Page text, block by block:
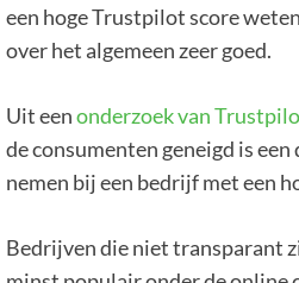
een hoge Trustpilot score
over het algemeen zeer goed.
Uit eenonderzoek van
de consumenten geneigd is
nemen bij een bedrijf met een
Bedrijven die niet transparant